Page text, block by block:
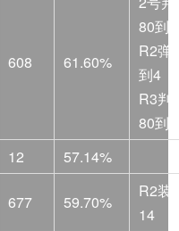
608 61.60%
80到
R2弹
到4
R3判
80到
12 57.14%
677 59.70%
R2装
14